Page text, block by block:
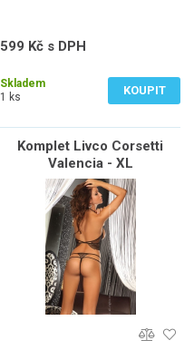
599 Kč s DPH
Skladem
1 ks
KOUPIT
Komplet Livco Corsetti
Valencia - XL